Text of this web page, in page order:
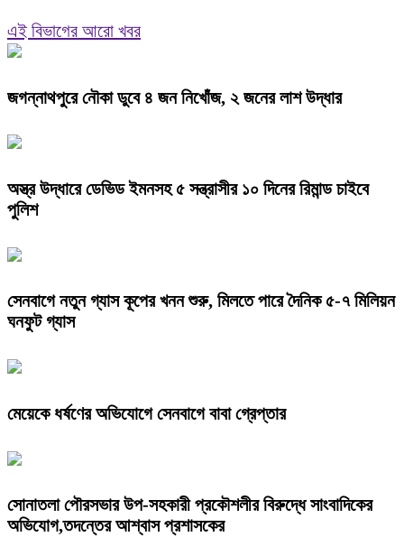
এই বিভাগের আরো খবর
জগন্নাথপুরে নৌকা ডুবে ৪ জন নিখোঁজ, ২ জনের লাশ উদ্ধার
অস্ত্র উদ্ধারে ডেভিড ইমনসহ ৫ সন্ত্রাসীর ১০ দিনের রিমান্ড চাইবে
পুলিশ
সেনবাগে নতুন গ্যাস কূপের খনন শুরু, মিলতে পারে দৈনিক ৫-৭ মিলিয়ন
ঘনফুট গ্যাস
মেয়েকে ধর্ষণের অভিযোগে সেনবাগে বাবা গ্রেপ্তার
সোনাতলা পৌরসভার উপ-সহকারী প্রকৌশলীর বিরুদ্ধে সাংবাদিকের
অভিযোগ,তদন্তের আশ্বাস প্রশাসকের